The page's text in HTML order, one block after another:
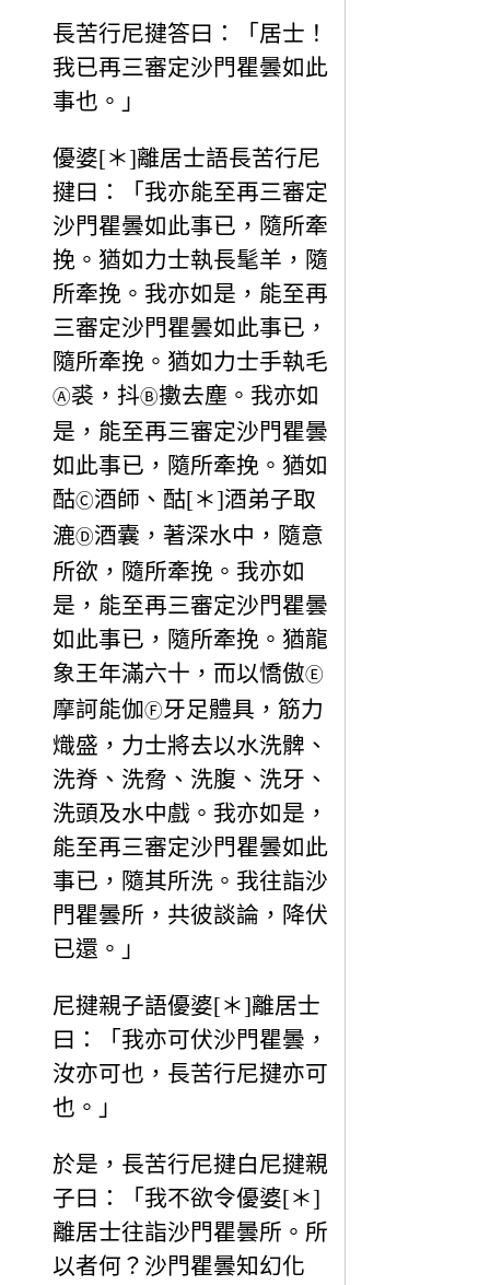
長苦行尼揵答曰：「居士！
我已再三審定沙門瞿曇如此
事也。」
優婆[＊]離居士語長苦行尼
揵曰：「我亦能至再三審定
沙門瞿曇如此事已，隨所牽
挽。猶如力士執長髦羊，隨
所牽挽。我亦如是，能至再
三審定沙門瞿曇如此事已，
隨所牽挽。猶如力士手執毛
Ⓐ裘，抖Ⓑ擻去塵。我亦如
是，能至再三審定沙門瞿曇
如此事已，隨所牽挽。猶如
酤Ⓒ酒師、酤[＊]酒弟子取
漉Ⓓ酒囊，著深水中，隨意
所欲，隨所牽挽。我亦如
是，能至再三審定沙門瞿曇
如此事已，隨所牽挽。猶龍
象王年滿六十，而以憍傲Ⓔ
摩訶能伽Ⓕ牙足體具，筋力
熾盛，力士將去以水洗髀、
洗脊、洗脅、洗腹、洗牙、
洗頭及水中戲。我亦如是，
能至再三審定沙門瞿曇如此
事已，隨其所洗。我往詣沙
門瞿曇所，共彼談論，降伏
已還。」
尼揵親子語優婆[＊]離居士
曰：「我亦可伏沙門瞿曇，
汝亦可也，長苦行尼揵亦可
也。」
於是，長苦行尼揵白尼揵親
子曰：「我不欲令優婆[＊]
離居士往詣沙門瞿曇所。所
以者何？沙門瞿曇知幻化